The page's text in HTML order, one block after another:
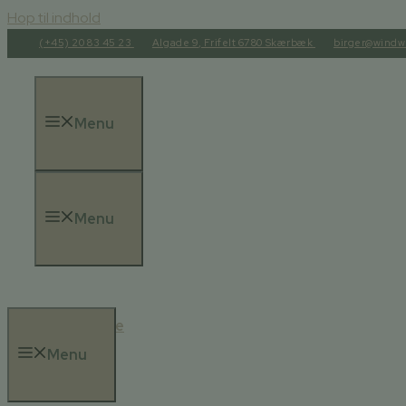
Hop til indhold
(+45) 20 83 45 23 Algade 9, Frifelt 6780 Skærbæk
Menu
Menu
Forside
Menu